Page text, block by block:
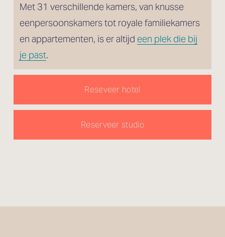
Met 31 verschillende kamers, van knusse
eenpersoonskamers tot royale familiekamers
en appartementen, is er altijd een plek die bij
je past.
Reseveer hotel
Reserveer studio